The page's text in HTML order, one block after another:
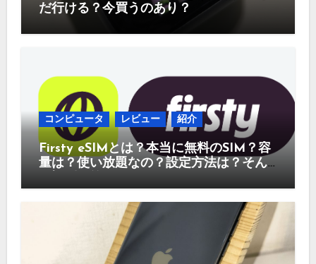
だ行ける？今買うのあり？
コンピュータ レビュー 紹介
Firsty eSIMとは？本当に無料のSIM？容
量は？使い放題なの？設定方法は？そん